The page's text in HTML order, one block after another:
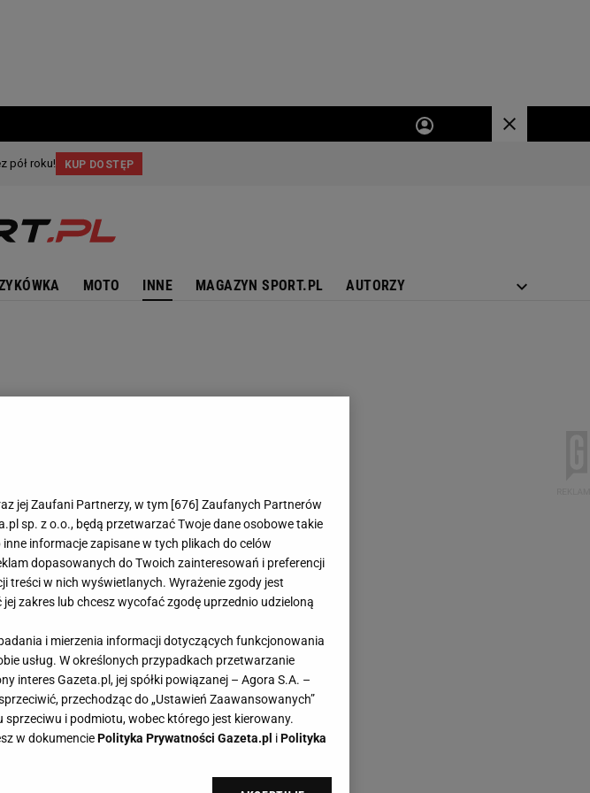
MOTO INNE MAGAZYN SPORT.PL AUTORZY
jej Zaufani Partnerzy, w tym [676] Zaufanych Partnerów
sp. z o.o., będą przetwarzać Twoje dane osobowe takie
informacje zapisane w tych plikach do celów
dopasowanych do Twoich zainteresowań i preferencji
treści w nich wyświetlanych. Wyrażenie zgody jest
zakres lub chcesz wycofać zgodę uprzednio udzieloną
i mierzenia informacji dotyczących funkcjonowania
usług. W określonych przypadkach przetwarzanie
interes Gazeta.pl, jej spółki powiązanej – Agora S.A. –
przechodząc do „Ustawień Zaawansowanych”
i podmiotu, wobec którego jest kierowany.
w dokumenciePolityka Prywatności Gazeta.pl iPolityka